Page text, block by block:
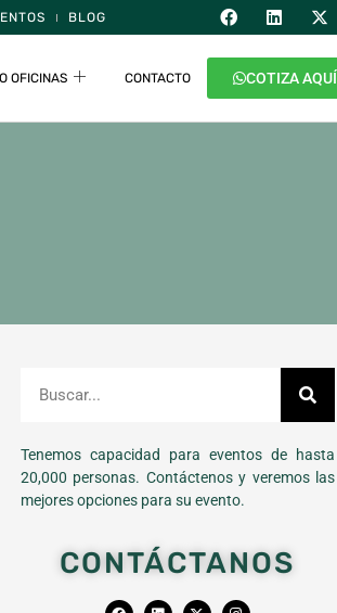
BLOG
OFICINAS CONTACTO COTIZA AQUÍ
Tenemos capacidad para eventos de hasta
20,000 personas. Contáctenos y veremos las
mejores opciones para su evento.
CONTÁCTANOS